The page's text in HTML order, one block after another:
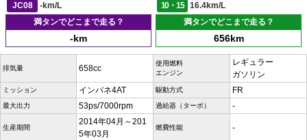
JC08
-km/L 10・15
16.4km/L
満タンでどこまで走る？
-km
満タンでどこまで走る？
656km
排気量 658cc
使用燃料
エンジン
レギュラー
ガソリン
ミッション インパネ4AT 駆動方式 FR
最大出力 53ps/7000rpm 過給器（ターボ） -
生産期間
2014年04月～201
5年03月
燃費性能 -